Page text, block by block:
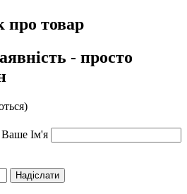
про товар
- просто
Ваше Ім'я